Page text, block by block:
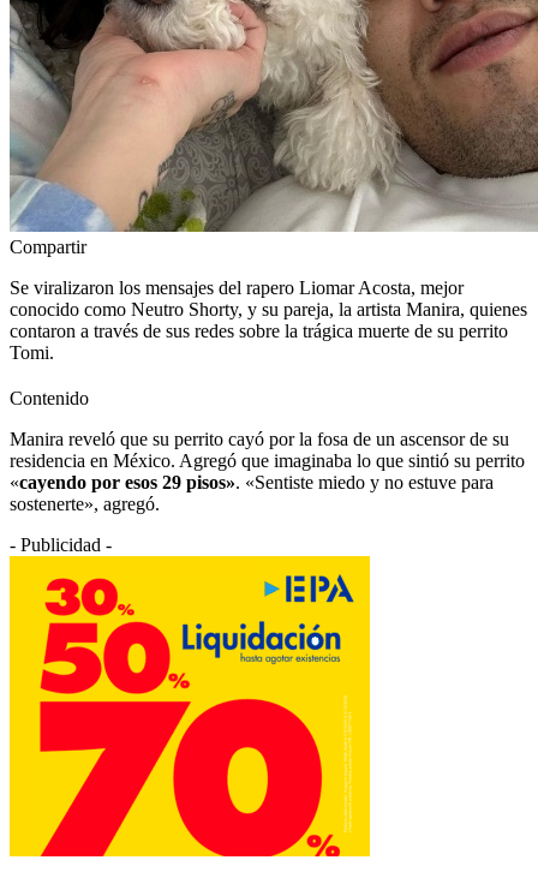
Compartir
Se viralizaron los mensajes del rapero Liomar Acosta, mejor
conocido como Neutro Shorty, y su pareja, la artista Manira, quienes
contaron a través de sus redes sobre la trágica muerte de su perrito
Tomi.
Contenido
Manira reveló que su perrito cayó por la fosa de un ascensor de su
residencia en México. Agregó que imaginaba lo que sintió su perrito
«cayendo por esos 29 pisos». «Sentiste miedo y no estuve para
sostenerte», agregó.
- Publicidad -